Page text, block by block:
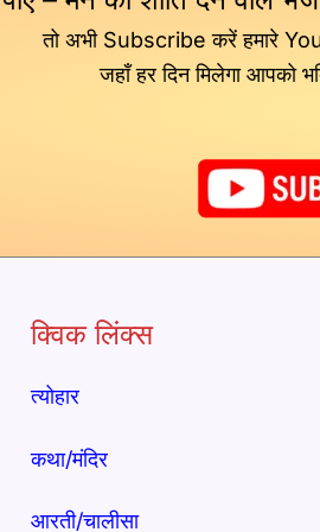
तो अभी Subscribe करें हमारे
जहाँ हर दिन मिलेगा आपको
क्विक लिंक्स
त्योहार
कथा/मंदिर
आरती/चालीसा